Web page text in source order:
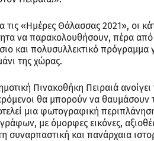
«Ημέρες Θάλασσας 2021», οι
να παρακολουθήσουν, πέρα
και πολυσυλλεκτικό πρόγραμμα
της χώρας.
Πινακοθήκη Πειραιά ανοίγει
θα μπορούν να θαυμάσουν
μια φωτογραφική
με όμορφες εικόνες,
συναρπαστική και πανάρχαια